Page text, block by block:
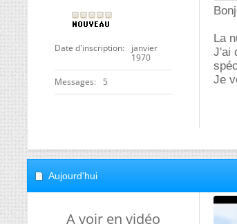
Date d'inscription
janvier
1970
Messages 5
La
J'ai
Je
Aujourd'hui
A voir en vidéo